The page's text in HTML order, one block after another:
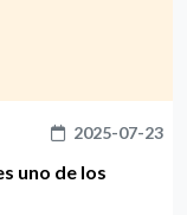
2025-07-23
uno de los